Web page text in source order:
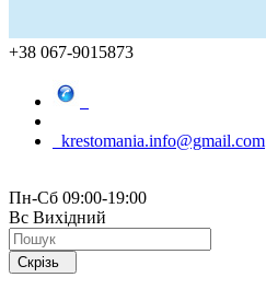
+38 067-9015873
krestomania.info@gmail.com
Пн-Сб 09:00-19:00
Вс Вихідний
Скрізь